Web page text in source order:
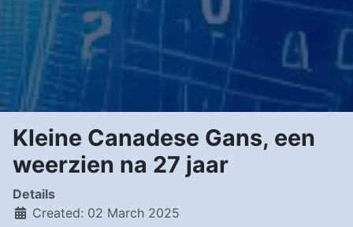
Kleine Canadese Gans, een
weerzien na 27 jaar
Details
Created: 02 March 2025